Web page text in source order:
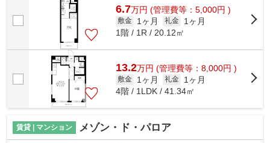
6.7万円 (管理費等：5,000円 )
敷金 1ヶ月 礼金
1ヶ月
1階 / 1R / 20.12㎡
13.2万円 (管理費等：8,000円 )
敷金 1ヶ月 礼金
1ヶ月
4階 / 1LDK / 41.34㎡
賃貸 | マンション メゾン・ド・パロア